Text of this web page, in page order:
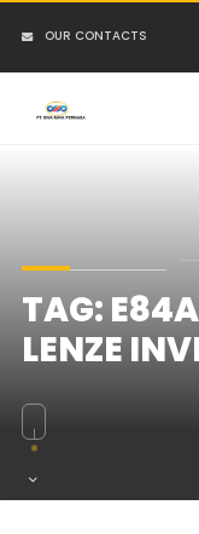
OUR CONTACTS
TAG:
LENZE